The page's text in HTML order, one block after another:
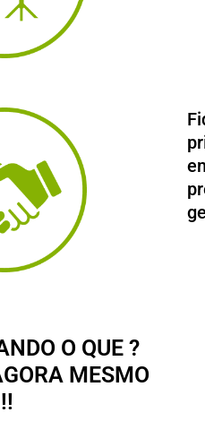
O QUE ?
MESMO